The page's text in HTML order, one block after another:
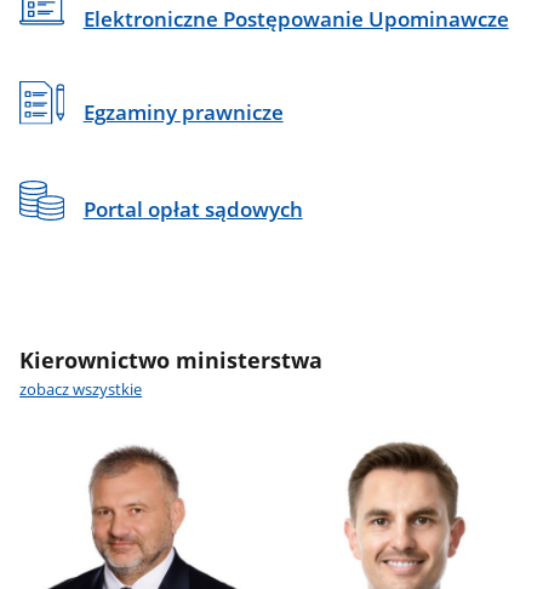
Elektroniczne Postępowanie Upominawcze
Egzaminy prawnicze
Portal opłat sądowych
Kierownictwo ministerstwa
zobacz wszystkie